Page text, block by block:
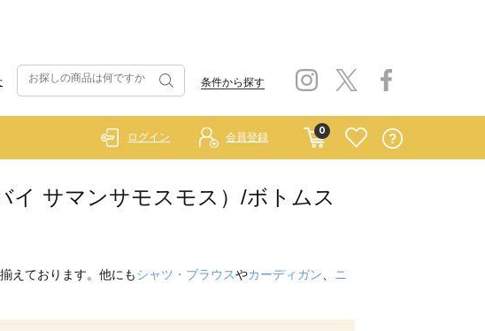
条件から探す
0
ログイン 会員登録
イ サマンサモスモス）/ボトムス
えております。他にもシャツ・ブラウスやカーディガン
ニ